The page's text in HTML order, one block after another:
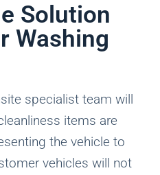
Solution
Washing
specialist team will
items are
the vehicle to
vehicles will not